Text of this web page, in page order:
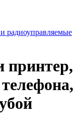
радиоуправляемые
принтер,